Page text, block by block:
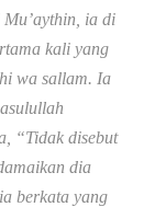
ia di
kali yang
wa sallam. Ia
“Tidak disebut
dia
berkata yang